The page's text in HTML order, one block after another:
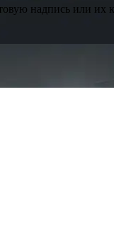
надпись или